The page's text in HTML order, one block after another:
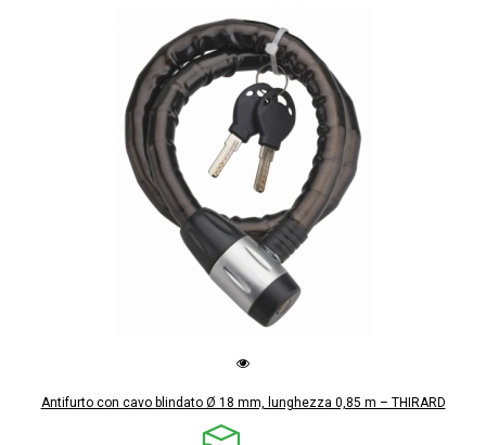
Antifurto con cavo blindato Ø 18 mm, lunghezza 0,85 m – THIRARD